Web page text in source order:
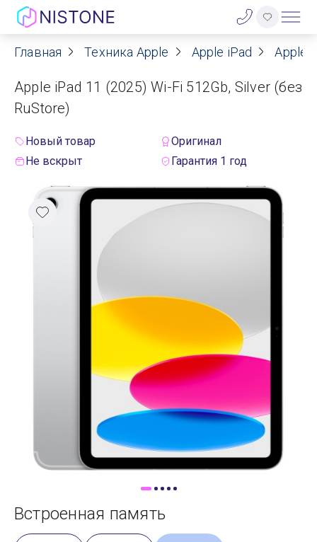
Акции
О нас
Договор оферты
Реквизиты
Контакты
Trade-In
Главная Техника Apple Apple iPad Apple
Apple iPad 11 (2025) Wi-Fi 512Gb, Silver (без
RuStore)
Новый товар
Оригинал
Не вскрыт
Гарантия 1 год
Встроенная память